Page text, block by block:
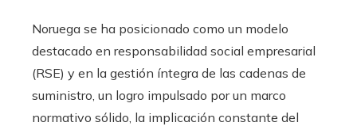
Noruega se ha posicionado como un modelo
destacado en responsabilidad social empresarial
(RSE) y en la gestión íntegra de las cadenas de
suministro, un logro impulsado por un marco
normativo sólido, la implicación constante del